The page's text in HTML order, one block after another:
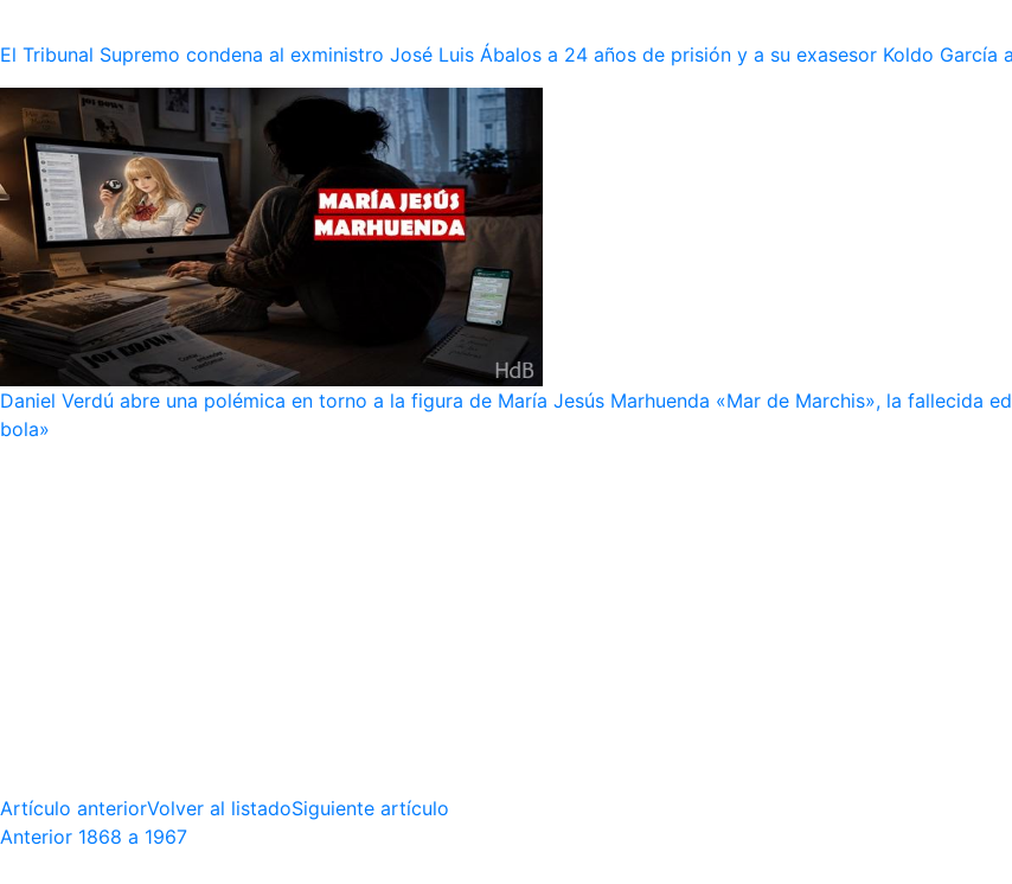
El Tribunal Supremo condena al exministro José Luis Ábalos a 24 años de prisión y a su exasesor Koldo García
Daniel Verdú abre una polémica en torno a la figura de María Jesús Marhuenda «Mar de Marchis», la fallecida
bola»
Artículo anteriorVolver al listadoSiguiente artículo
Anterior 1868 a 1967